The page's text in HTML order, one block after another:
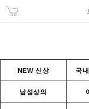
NEW 신상 국
남성상의